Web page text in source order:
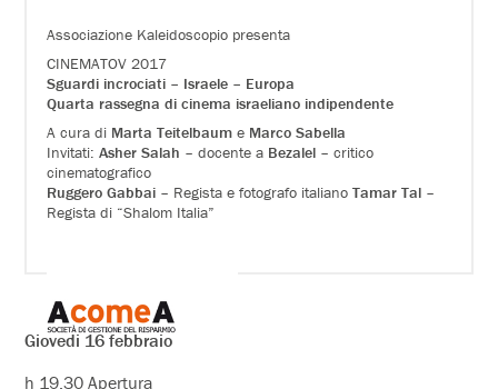
Associazione Kaleidoscopio presenta
CINEMATOV 2017
Sguardi incrociati – Israele – Europa
Quarta rassegna di cinema israeliano indipendente
A cura di Marta Teitelbaum e Marco Sabella
Invitati:Asher Salah – docente a Bezalel – critico
cinematografico
Ruggero Gabbai – Regista e fotografo italianoTamar Tal –
Regista di “Shalom Italia”
Giovedi 16 febbraio
h 19.30 Apertura